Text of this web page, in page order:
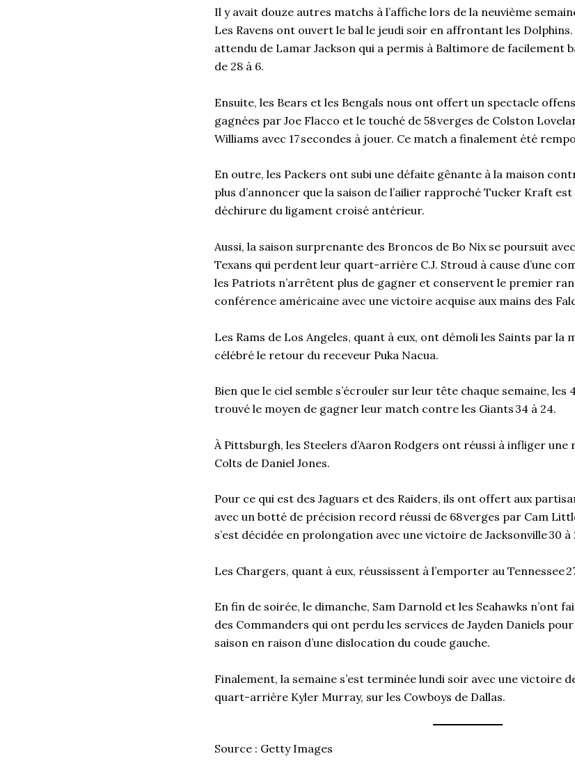
Il y avait douze autres matchs à l’affiche lors de la neuvième
Les Ravens ont ouvert le bal le jeudi soir en affrontant les
attendu de Lamar Jackson qui a permis à Baltimore de facilement
de 28 à 6.
Ensuite, les Bears et les Bengals nous ont offert un spectacle
gagnées par Joe Flacco et le touché de 58 verges de Colston
Williams avec 17 secondes à jouer. Ce match a finalement été
En outre, les Packers ont subi une défaite gênante à la maison
plus d’annoncer que la saison de l’ailier rapproché Tucker Kraft est
déchirure du ligament croisé antérieur.
Aussi, la saison surprenante des Broncos de Bo Nix se poursuit
Texans qui perdent leur quart-arrière C.J. Stroud à cause d’une
les Patriots n’arrêtent plus de gagner et conservent le premier
conférence américaine avec une victoire acquise aux mains des
Les Rams de Los Angeles, quant à eux, ont démoli les Saints par la
célébré le retour du receveur Puka Nacua.
Bien que le ciel semble s’écrouler sur leur tête chaque semaine,
trouvé le moyen de gagner leur match contre les Giants 34 à 24.
À Pittsburgh, les Steelers d’Aaron Rodgers ont réussi à infliger une
Colts de Daniel Jones.
Pour ce qui est des Jaguars et des Raiders, ils ont offert aux
avec un botté de précision record réussi de 68 verges par Cam
s’est décidée en prolongation avec une victoire de Jacksonville 30 à
Les Chargers, quant à eux, réussissent à l’emporter au Tennessee
En fin de soirée, le dimanche, Sam Darnold et les Seahawks n’ont
des Commanders qui ont perdu les services de Jayden Daniels
saison en raison d’une dislocation du coude gauche.
Finalement, la semaine s’est terminée lundi soir avec une victoire
quart-arrière Kyler Murray, sur les Cowboys de Dallas.
Source : Getty Images